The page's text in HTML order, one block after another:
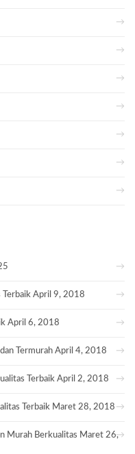
Terbaik April 9, 2018
April 6, 2018
Termurah April 4, 2018
Terbaik April 2, 2018
Terbaik Maret 28, 2018
Murah Berkualitas Maret 26,